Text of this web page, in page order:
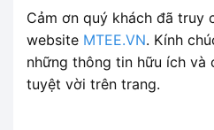
Cảm ơn quý khách đã truy
website MTEE.VN. Kính
những thông tin hữu ích và
tuyệt vời trên trang.